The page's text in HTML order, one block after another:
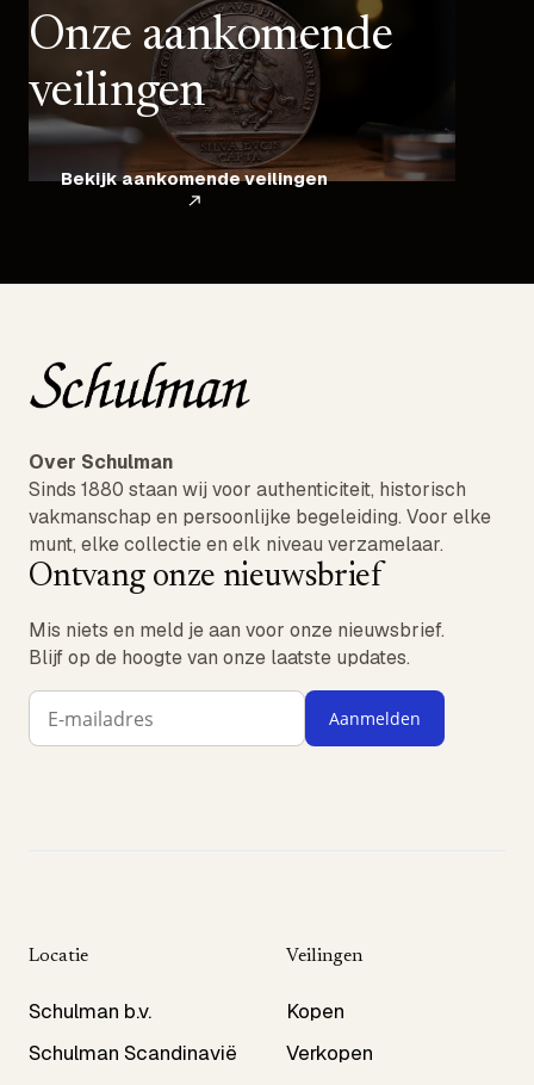
Onze aankomende
veilingen
Bekijk aankomende veilingen
Over Schulman
Sinds 1880 staan wij voor authenticiteit, historisch
vakmanschap en persoonlijke begeleiding. Voor elke
munt, elke collectie en elk niveau verzamelaar.
Ontvang onze nieuwsbrief
Mis niets en meld je aan voor onze nieuwsbrief.
Blijf op de hoogte van onze laatste updates.
Aanmelden
Locatie
Schulman b.v.
Schulman Scandinavië
Veilingen
Kopen
Verkopen